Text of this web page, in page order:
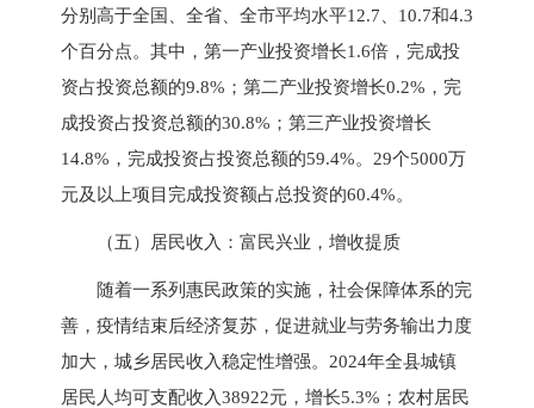
分别高于全国、全省、全市平均水平12.7、10.7和4.3
个百分点。其中，第一产业投资增长1.6倍，完成投
资占投资总额的9.8%；第二产业投资增长0.2%，完
成投资占投资总额的30.8%；第三产业投资增长
14.8%，完成投资占投资总额的59.4%。29个5000万
元及以上项目完成投资额占总投资的60.4%。
（五）居民收入：富民兴业，增收提质
随着一系列惠民政策的实施，社会保障体系的完
善，疫情结束后经济复苏，促进就业与劳务输出力度
加大，城乡居民收入稳定性增强。2024年全县城镇
居民人均可支配收入38922元，增长5.3%；农村居民